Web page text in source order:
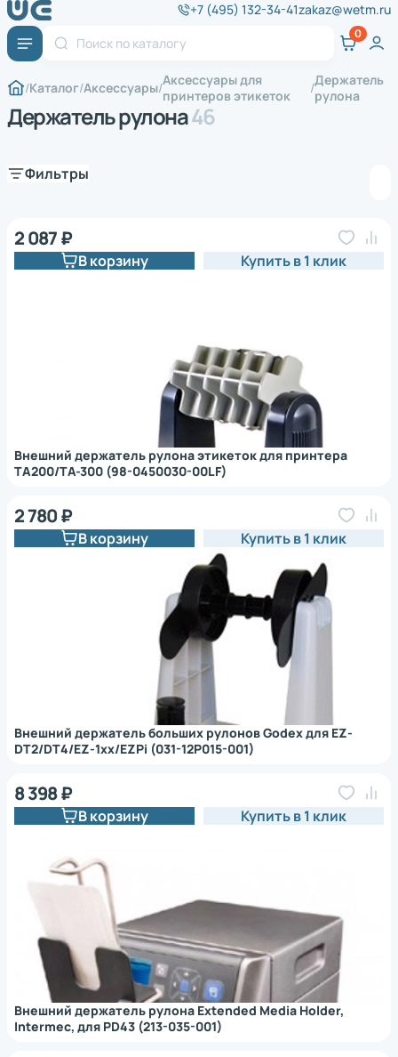
+7 (495) 132-34-41zakaz@wetm.ru
Каталог Аксессуары Аксессуары для
принтеров этикеток
Держатель
рулона
Держатель рулона46
Фильтры
Внешний держатель рулона этикеток для принтера
TА200/TА-300 (98-0450030-00LF)
2 087 ₽
В корзину Купить в 1 клик
Внешний держатель больших рулонов Godex для EZ-
DT2/DT4/EZ-1xx/EZPi (031-12P015-001)
2 780 ₽
В корзину Купить в 1 клик
Внешний держатель рулона Extended Media Holder,
Intermec, для PD43 (213-035-001)
8 398 ₽
В корзину Купить в 1 клик